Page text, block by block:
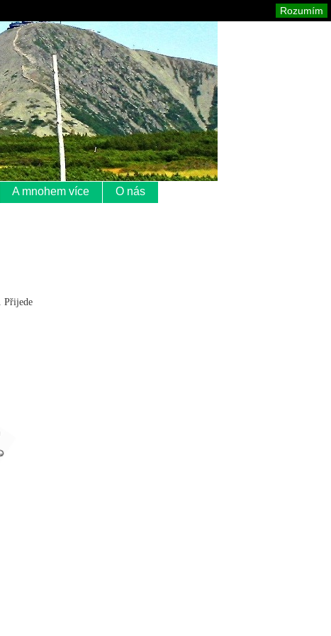
A mnohem více
O nás
Přijede
Rozumím